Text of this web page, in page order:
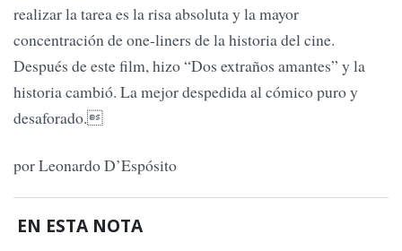
realizar la tarea es la risa absoluta y la mayor
concentración de one-liners de la historia del cine.
Después de este film, hizo “Dos extraños amantes” y la
historia cambió. La mejor despedida al cómico puro y
desaforado.
por Leonardo D’Espósito
EN ESTA NOTA